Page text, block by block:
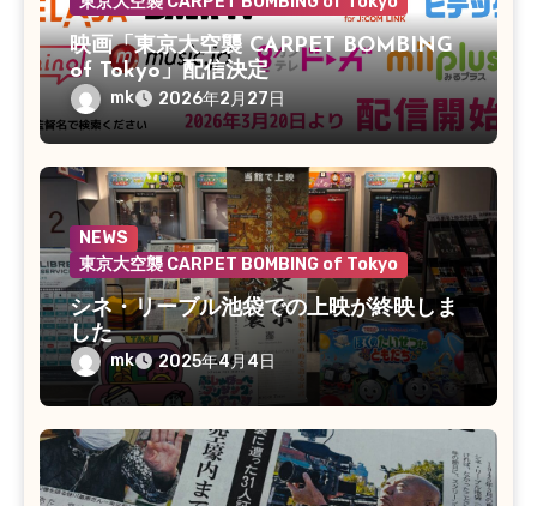
映画「東京大空襲 CARPET BOMBING
of Tokyo」配信決定
mk 2026年2月27日
NEWS
東京大空襲 CARPET BOMBING of Tokyo
シネ・リーブル池袋での上映が終映しま
した
mk 2025年4月4日